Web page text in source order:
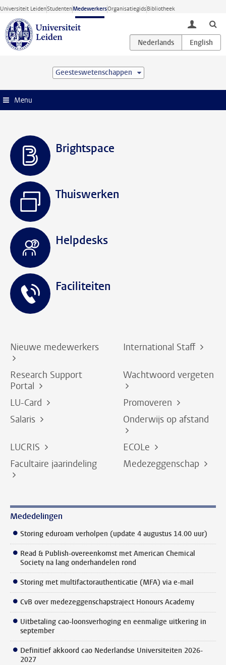
Ga direct naar de inhoud
Universiteit LeidenStudentenMedewerkersOrganisatiegidsBibliotheek
toggle
Geesteswetenschappen
Menu
Brightspace
Thuiswerken
Helpdesks
Faciliteiten
Nieuwe medewerkers International Staff
Research Support
Portal
Wachtwoord vergeten
LU-Card
Promoveren
Salaris
Onderwijs op afstand
LUCRIS
ECOLe
Facultaire jaarindeling
Medezeggenschap
Mededelingen
Storing eduroam verholpen (update 4 augustus 14.00 uur)
Read & Publish-overeenkomst met American Chemical
Society na lang onderhandelen rond
Storing met multifactorauthenticatie (MFA) via e-mail
CvB over medezeggenschapstraject Honours Academy
Uitbetaling cao-loonsverhoging en eenmalige uitkering in
september
Definitief akkoord cao Nederlandse Universiteiten 2026-
2027